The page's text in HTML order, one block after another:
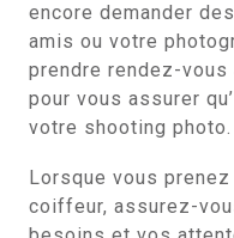
encore demander
amis ou votre
prendre rendez-vous
pour vous assurer
votre shooting photo.
Lorsque vous
coiffeur, assurez-